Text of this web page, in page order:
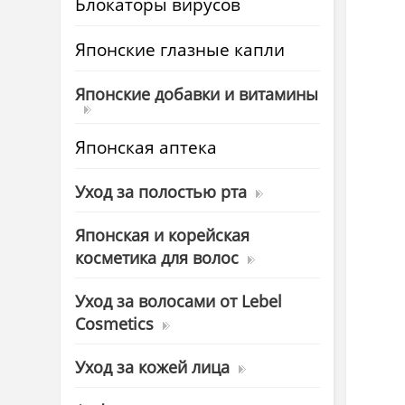
Японские глазные капли
Японские добавки и витамины
Японская аптека
Уход за полостью рта
Японская и корейская
косметика для волос
Уход за волосами от Lebel
Cosmetics
Уход за кожей лица